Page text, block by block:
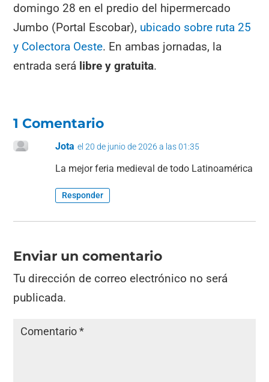
domingo 28 en el predio del hipermercado
Jumbo (Portal Escobar), ubicado sobre ruta 25
y Colectora Oeste. En ambas jornadas, la
entrada será libre y gratuita.
1 Comentario
Jota el 20 de junio de 2026 a las 01:35
La mejor feria medieval de todo Latinoamérica
Responder
Enviar un comentario
Tu dirección de correo electrónico no será
publicada.